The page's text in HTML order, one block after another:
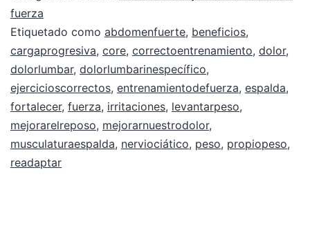
fuerza
Etiquetado como abdomenfuerte, beneficios,
cargaprogresiva, core, correctoentrenamiento, dolor,
dolorlumbar, dolorlumbarinespecífico,
ejercicioscorrectos, entrenamientodefuerza, espalda,
fortalecer, fuerza, irritaciones, levantarpeso,
mejorarelreposo, mejorarnuestrodolor,
musculaturaespalda, nerviociático, peso, propiopeso,
readaptar